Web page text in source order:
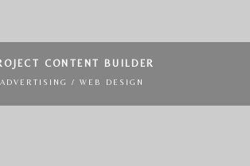
CONTENT BUILDER
ADVERTISING / WEB DESIGN